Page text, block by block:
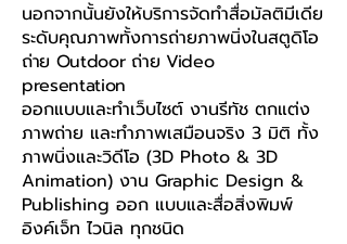
นอกจากนั้นยังให้บริการจัดทำสื่อมัลติมีเดีย
ระดับคุณภาพทั้งการถ่ายภาพนิ่งในสตูดิโอ
ถ่าย Outdoor ถ่าย Video
presentation
ออกแบบและทำเว็บไซต์ งานรีทัช ตกแต่ง
ภาพถ่าย และทำภาพเสมือนจริง 3 มิติ ทั้ง
ภาพนิ่งและวิดีโอ (3D Photo & 3D
Animation) งาน Graphic Design &
Publishing ออก แบบและสื่อสิ่งพิมพ์
อิงค์เจ็ท ไวนิล ทุกชนิด